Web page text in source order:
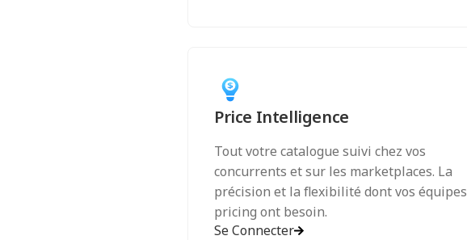
Price Intelligence
Tout votre catalogue suivi chez vos
concurrents et sur les marketplaces. La
précision et la flexibilité dont vos équipes
pricing ont besoin.
Se Connecter